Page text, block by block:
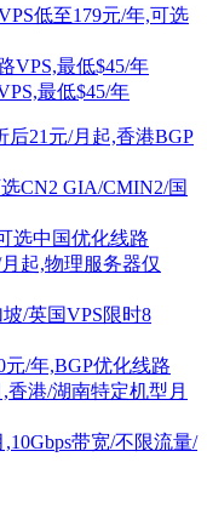
低至179元/年,可选
最低$45/年
后21元/月起,香港BGP
CN2 GIA/CMIN2/国
选中国优化线路
起,物理服务器仅
/英国VPS限时8
/年,BGP优化线路
港/湖南特定机型月
带宽/不限流量/